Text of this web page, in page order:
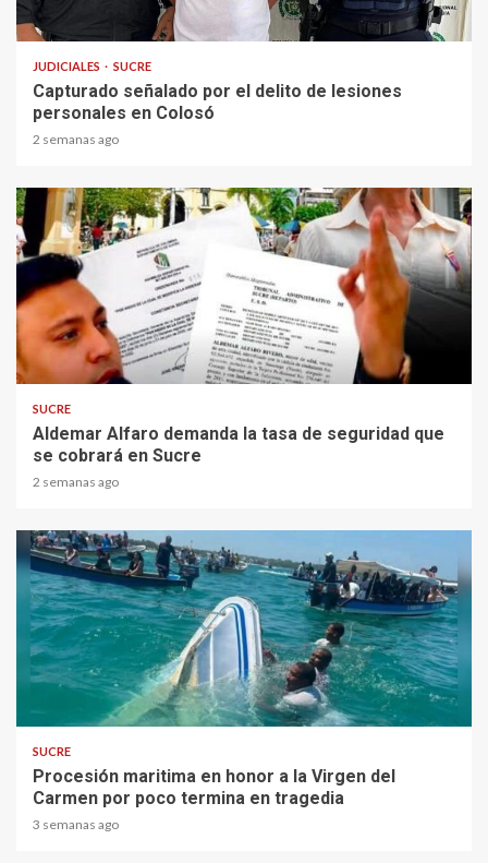
1 min read
JUDICIALES SUCRE
Capturado señalado por el delito de lesiones
personales en Colosó
2 semanas ago
2 min read
SUCRE
Aldemar Alfaro demanda la tasa de seguridad que
se cobrará en Sucre
2 semanas ago
SUCRE
Procesión maritima en honor a la Virgen del
Carmen por poco termina en tragedia
3 semanas ago